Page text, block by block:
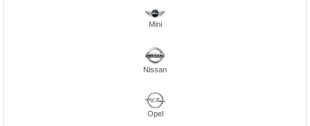
Mini
Nissan
Opel